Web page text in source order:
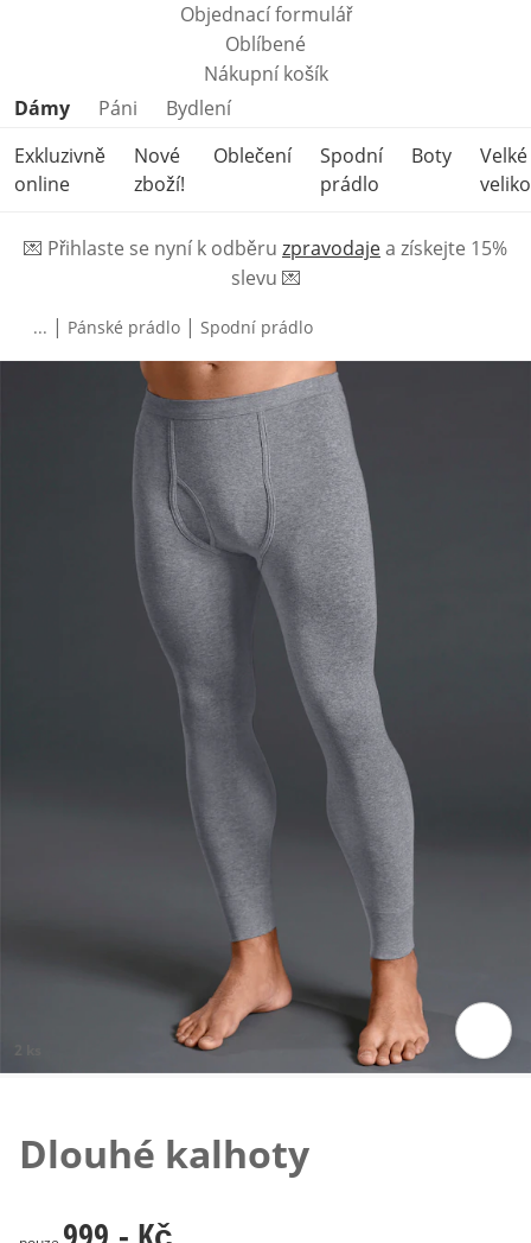
Objednací formulář
Oblíbené
Nákupní košík
Přeskočit kategorie produktů
Dámy Páni
Bydlení
Exkluzivně
online
Nové
zboží!
Oblečení
Spodní
prádlo
Boty
Velké
💌 Přihlaste se nyní k odběru zpravodajea získejte 15%
slevu 💌
... | Pánské prádlo | Spodní prádlo
Dlouhé kalhoty
999,- Kč